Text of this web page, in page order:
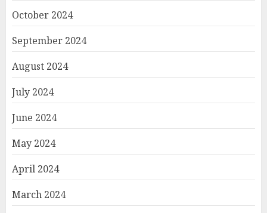
October 2024
September 2024
August 2024
July 2024
June 2024
May 2024
April 2024
March 2024